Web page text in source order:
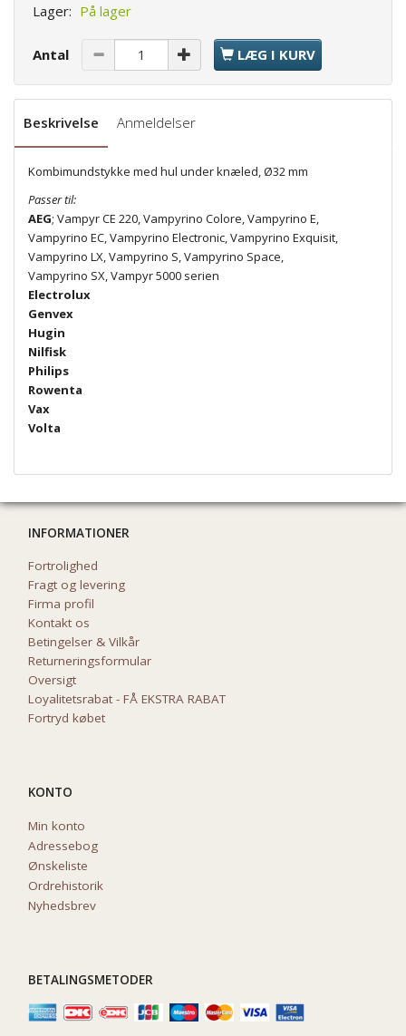
Lager: På lager
Antal LÆG I KURV
Beskrivelse Anmeldelser
Kombimundstykke med hul under knæled, Ø32 mm
Passer til:
AEG; Vampyr CE 220, Vampyrino Colore, Vampyrino E,
Vampyrino EC, Vampyrino Electronic, Vampyrino Exquisit,
Vampyrino LX, Vampyrino S, Vampyrino Space,
Vampyrino SX, Vampyr 5000 serien
Electrolux
Genvex
Hugin
Nilfisk
Philips
Rowenta
Vax
Volta
INFORMATIONER
Fortrolighed
Fragt og levering
Firma profil
Kontakt os
Betingelser & Vilkår
Returneringsformular
Oversigt
Loyalitetsrabat - FÅ EKSTRA RABAT
Fortryd købet
KONTO
Min konto
Adressebog
Ønskeliste
Ordrehistorik
Nyhedsbrev
BETALINGSMETODER